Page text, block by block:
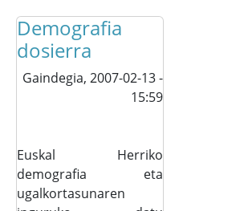
Demografia
dosierra
Gaindegia, 2007-02-13 -
15:59
Euskal Herriko
demografia eta
ugalkortasunaren